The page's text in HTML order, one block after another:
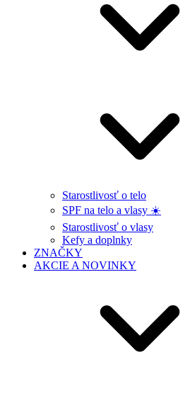
Starostlivosť o telo
SPF na telo a vlasy ☀️
Starostlivosť o vlasy
Kefy a doplnky
ZNAČKY
AKCIE A NOVINKY